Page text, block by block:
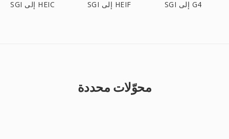
SGI إلى HEIC SGI إلى HEIF SGI إلى G4
محوّلات محددة